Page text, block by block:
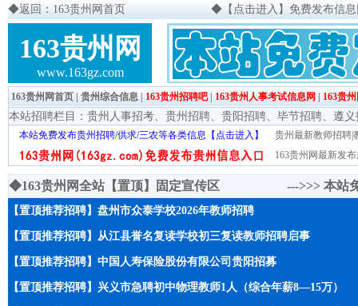
◆返回：163贵州网首页 ◆ 【点击进入】免费发布信
163贵州网
www.163gz.com
163贵州网首页 贵州综合信息 163贵州招聘吧| 163贵州人事考试信息网 163贵
本站招聘栏目： 贵州人事招考、 贵州招聘、 贵阳招聘、 毕节招聘、 遵义
本站免费发布贵州招聘/供求/三农等各类信息【点击进入】
贵州最新教师招聘|
163贵州网最新发
◆163贵州网全站【置顶】固定宣传区 --->>> 本站
【置顶推荐招聘】盘州市众泰学校2026年教师招聘
【置顶推荐招聘】从江县誉名复读学校初三复读教师招聘启事
【置顶推荐招聘】中国人寿保险股份有限公司贵阳招募
【置顶推荐招聘】兴义市急聘初中物理教师1人（综合年薪8—15万）